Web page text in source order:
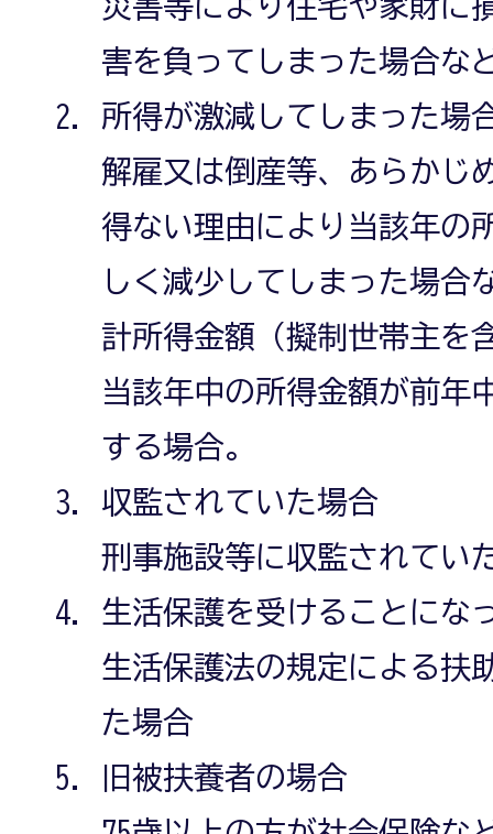
害を負ってしまった場合な
所得が激減してしまった場
解雇又は倒産等、あらかじ
得ない理由により当該年の
しく減少してしまった場合
計所得金額（擬制世帯主を
当該年中の所得金額が前年
する場合。
収監されていた場合
刑事施設等に収監されてい
生活保護を受けることにな
生活保護法の規定による扶
た場合
旧被扶養者の場合